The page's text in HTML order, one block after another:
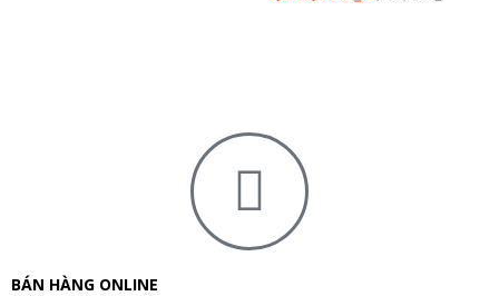
BÁN HÀNG ONLINE